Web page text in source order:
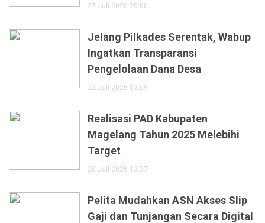
27 Juli 2026 20:00
Jelang Pilkades Serentak, Wabup
Ingatkan Transparansi
Pengelolaan Dana Desa
22 Juli 2026 12:09
Realisasi PAD Kabupaten
Magelang Tahun 2025 Melebihi
Target
20 Juli 2026 13:37
Pelita Mudahkan ASN Akses Slip
Gaji dan Tunjangan Secara Digital